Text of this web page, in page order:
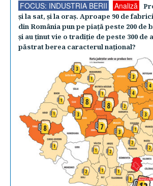
FOCUS: INDUSTRIA BERII Analiză
şi la sat, şi la oraş. Aproape 90 de
din România pun pe piaţă peste 200 de
şi au ţinut vie o tradiţie de peste 300 de
păstrat berea caracterul naţional?